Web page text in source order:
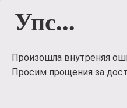
Упс...
Произошла внутреняя
Просим прощения за